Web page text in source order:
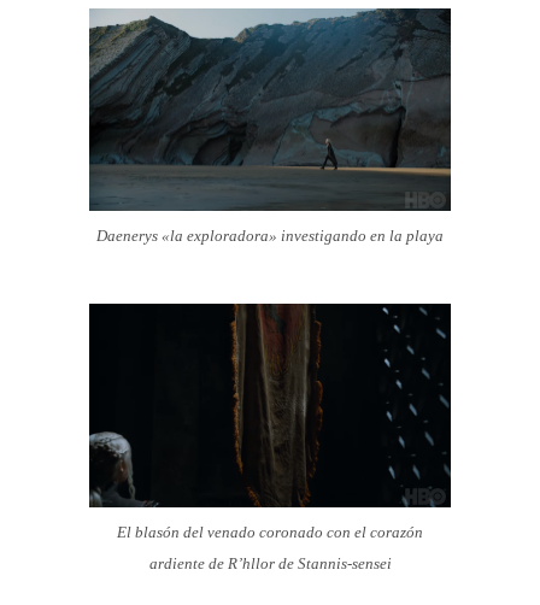
Daenerys «la exploradora» investigando en la playa
El blasón del venado coronado con el corazón
ardiente de R’hllor de Stannis-sensei